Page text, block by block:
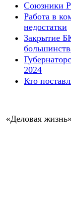
Союзники
Работа в
недостатки
Закрытие
2024
Кто
«Деловая